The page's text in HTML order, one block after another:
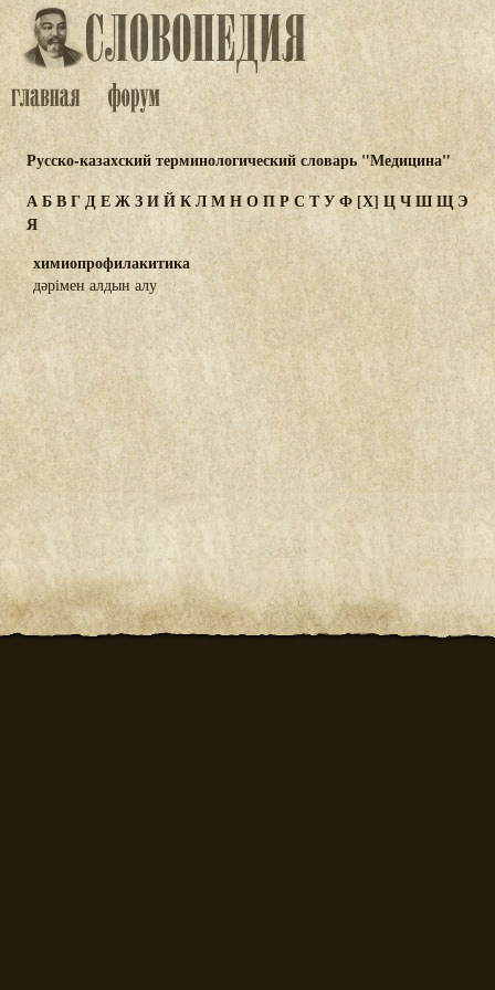
Русско-казахский терминологический словарь "Медицина"
АБВГДЕЖЗИЙКЛМНОПРСТУФ[Х] ЦЧШЩ Э
Я
химиопрофилакитика
дәрімен алдын алу